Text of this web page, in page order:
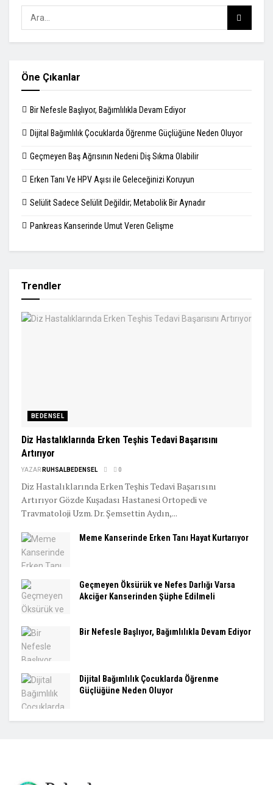
Öne Çıkanlar
Bir Nefesle Başlıyor, Bağımlılıkla Devam Ediyor
Dijital Bağımlılık Çocuklarda Öğrenme Güçlüğüne Neden Oluyor
Geçmeyen Baş Ağrısının Nedeni Diş Sıkma Olabilir
Erken Tanı Ve HPV Aşısı ile Geleceğinizi Koruyun
Selülit Sadece Selülit Değildir; Metabolik Bir Aynadır
Pankreas Kanserinde Umut Veren Gelişme
Trendler
BEDENSEL
Diz Hastalıklarında Erken Teşhis Tedavi Başarısını
Artırıyor
YAZAR RUHSALBEDENSEL 0
Diz Hastalıklarında Erken Teşhis Tedavi Başarısını
Artırıyor Gözde Kuşadası Hastanesi Ortopedi ve
Travmatoloji Uzm. Dr. Şemsettin Aydın,...
Meme Kanserinde Erken Tanı Hayat Kurtarıyor
Geçmeyen Öksürük ve Nefes Darlığı Varsa
Akciğer Kanserinden Şüphe Edilmeli
Bir Nefesle Başlıyor, Bağımlılıkla Devam Ediyor
Dijital Bağımlılık Çocuklarda Öğrenme
Güçlüğüne Neden Oluyor